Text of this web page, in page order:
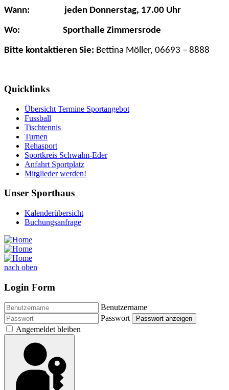
Wann: jeden Donnerstag, 17.00 Uhr
Wo: Sporthalle Zimmersrode
Bitte kontaktieren Sie: Bettina Möller, 06693 – 8888
Quicklinks
Übersicht Termine Sportangebot
Fussball
Tischtennis
Turnen
Rehasport
Sportkreis Schwalm-Eder
Anfahrt Sportplatz
Mitglieder werden!
Unser Sporthaus
Kalenderübersicht
Buchungsanfrage
nach oben
Login Form
Benutzername
Passwort
Passwort anzeigen
Angemeldet bleiben